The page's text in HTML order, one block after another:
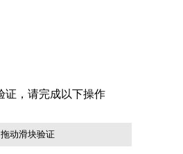
拖动滑块验证